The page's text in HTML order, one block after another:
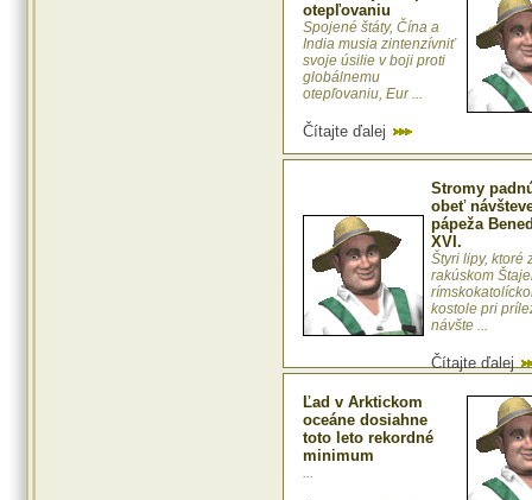
otepľovaniu
Spojené štáty, Čína a
India musia zintenzívniť
svoje úsilie v boji proti
globálnemu
otepľovaniu, Eur ...
Čítajte ďalej
Stromy
obeť
pápeža
XVI.
Štyri lipy, ktoré
rakúskom
kostole pri
návšte ...
Čítajte ďalej
Ľad v Arktickom
oceáne dosiahne
toto leto rekordné
minimum
...